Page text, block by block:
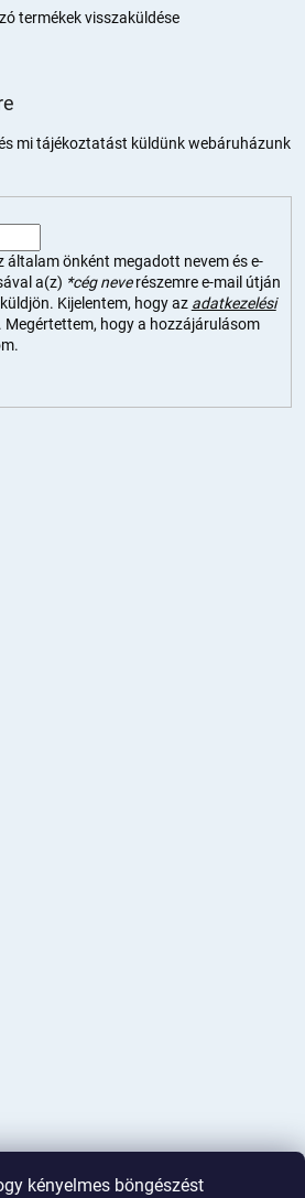
kényelmes böngészést
termékek visszaküldése
mi tájékoztatást küldünk webáruházunk
általam önként megadott nevem és e-
a(z) *cég neverészemre e-mail útján
Kijelentem, hogy az adatkezelési
Megértettem, hogy a hozzájárulásom